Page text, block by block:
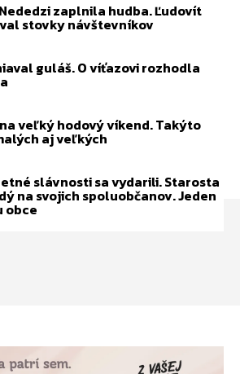
zaplnila hudba. Ľudovít
stovky návštevníkov
guláš. O víťazovi rozhodla
veľký hodový víkend. Takýto
aj veľkých
slávnosti sa vydarili. Starosta
na svojich spoluobčanov. Jeden
obce